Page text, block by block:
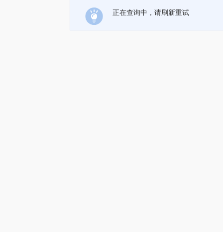
正在查询中，请刷新重试